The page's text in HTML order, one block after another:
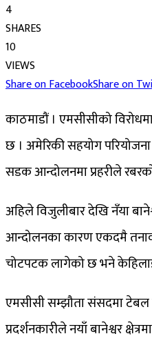
4
SHARES
10
VIEWS
Share on FacebookShare on
काठमाडौं । एमसीसीको
छ । अमेरिकी सहयोग
सडक आन्दोलनमा प्रहरीले
अहिले विजुलीबार देखि नँया
आन्दोलनका कारण एकदमै
चोटपटक लागेको छ भने केहिलाई
एमसीसी सम्झौता संसदमा टेबल
प्रदर्शनकारीले नयाँ बानेश्वर